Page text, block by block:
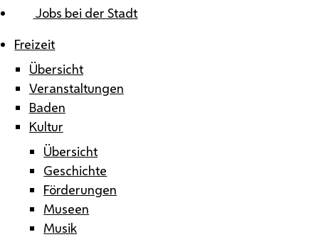
Jobs bei der Stadt
Freizeit
Übersicht
Veranstaltungen
Baden
Kultur
Übersicht
Geschichte
Förderungen
Museen
Musik